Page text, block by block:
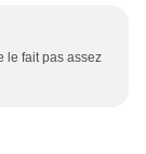
le fait pas assez